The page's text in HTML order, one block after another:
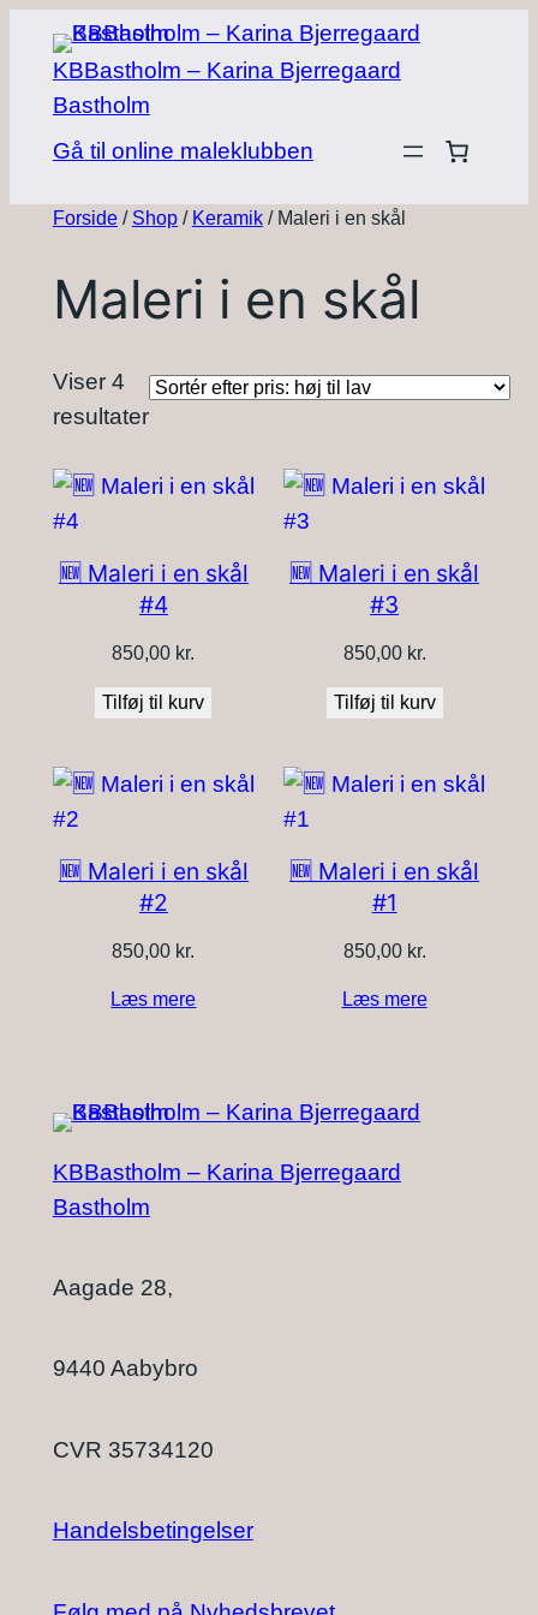
Spring
indhold
KBBastholm – Karina Bjerregaard
Bastholm
Gå til online maleklubben
Forside/ Shop/ Keramik/ Maleri i en skål
Maleri i en skål
Viser 4
resultaterSorteret
pris:
lav
🆕 Maleri i en skål
#4
850,00 kr.
Tilføj til kurv
🆕 Maleri i en skål
#3
850,00 kr.
Tilføj til kurv
🆕 Maleri i en skål
#2
850,00 kr.
Læs mere
🆕 Maleri i en skål
#1
850,00 kr.
Læs mere
KBBastholm – Karina Bjerregaard
Bastholm
Aagade 28,
9440 Aabybro
CVR 35734120
Handelsbetingelser